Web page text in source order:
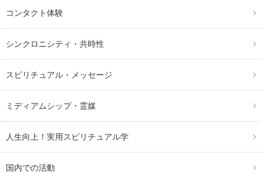
コンタクト体験
シンクロニシティ・共時性
スピリチュアル・メッセージ
ミディアムシップ・霊媒
人生向上！実用スピリチュアル学
国内での活動